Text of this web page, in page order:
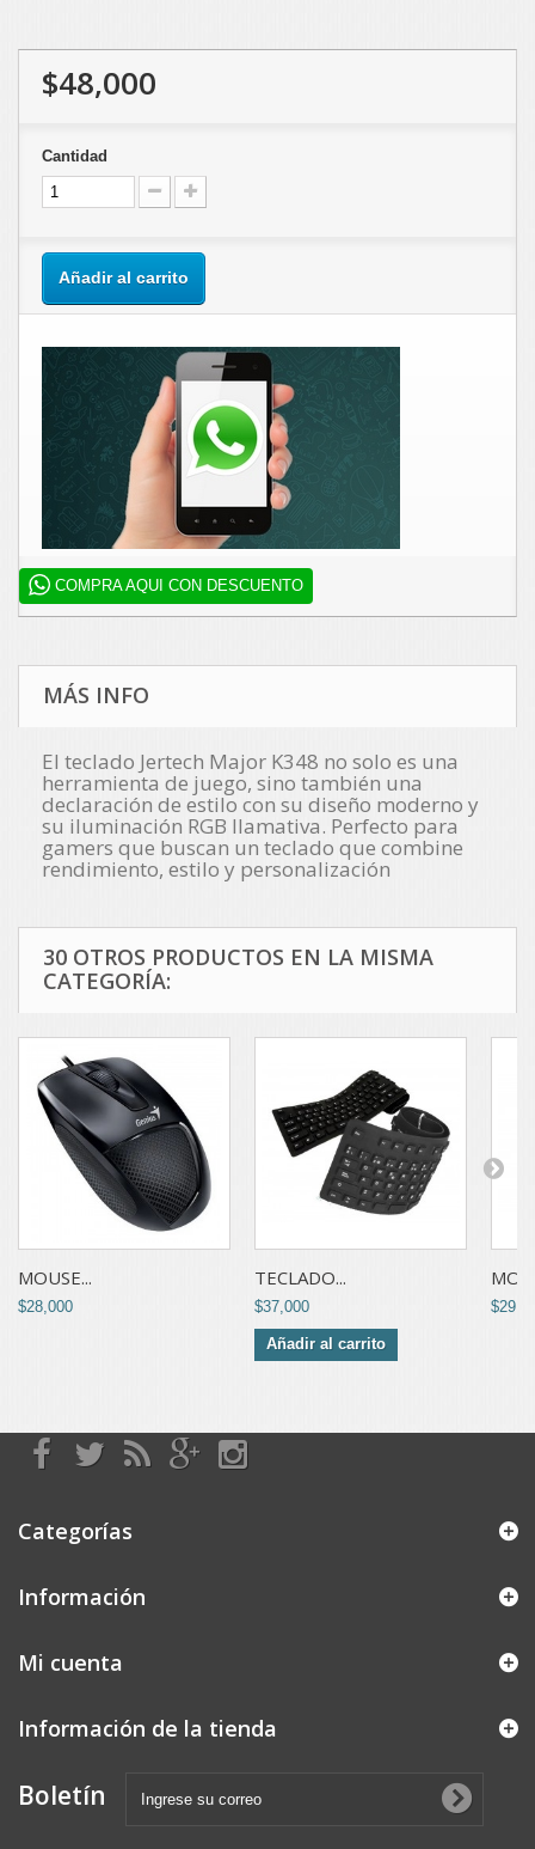
$48,000
Cantidad
Añadir al carrito
COMPRA AQUI CON DESCUENTO
MÁS INFO
El teclado Jertech Major K348 no solo es una
herramienta de juego, sino también una
declaración de estilo con su diseño moderno y
su iluminación RGB llamativa. Perfecto para
gamers que buscan un teclado que combine
rendimiento, estilo y personalización
30 OTROS PRODUCTOS EN LA MISMA
CATEGORÍA:
MOUSE...
$28,000
TECLADO...
$37,000
Añadir al carrito
Categorías
Información
Mi cuenta
Información de la tienda
Boletín